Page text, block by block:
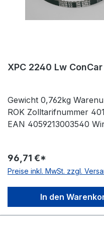
XPC 2240 Lw ConCar
Gewicht 0,762kg
ROK Zolltarifnummer
EAN 4059213003540
ConCar Ausführung
formgezahnt
Zugstrang Polyester
Höhe 18mm
96,71 €*
Preise inkl. MwSt. zzgl.
In den